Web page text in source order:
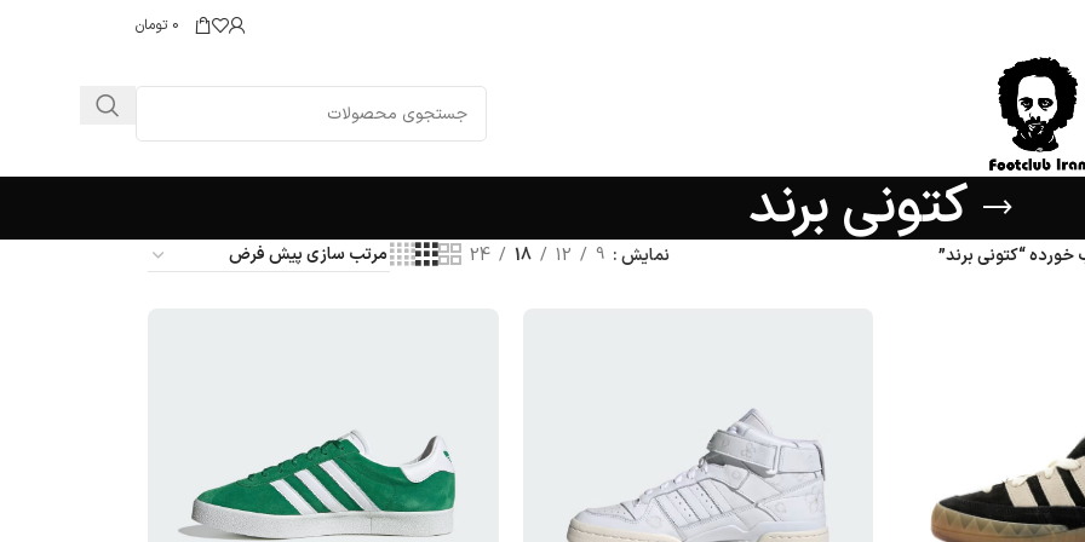
0 تومان
کتونی برند
“کتونی برند” نمایش 9
12
18
24